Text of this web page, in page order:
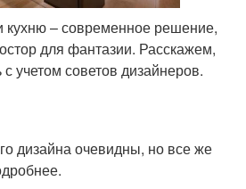
кухню – современное решение,
для фантазии. Расскажем,
учетом советов дизайнеров.
дизайна очевидны, но все же